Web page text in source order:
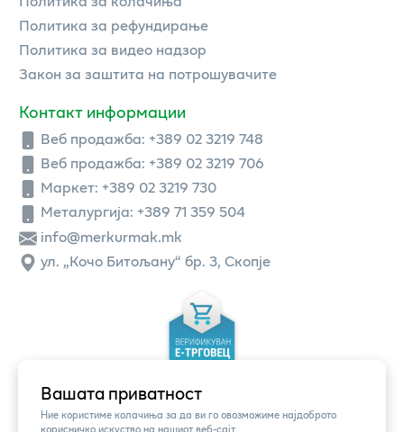
Вашата приватност
Ние користиме колачиња за да ви го овозможиме најдоброто
корисничко искуство на нашиот веб-сајт
Политика за рефундирање
Политика за видео надзор
Закон за заштита на потрошувачите
Контакт информации
Веб продажба: +389 02 3219 748
Веб продажба: +389 02 3219 706
Маркет: +389 02 3219 730
Металургија: +389 71 359 504
info@merkurmak.mk
ул. „Кочо Битољану“ бр. 3, Скопје